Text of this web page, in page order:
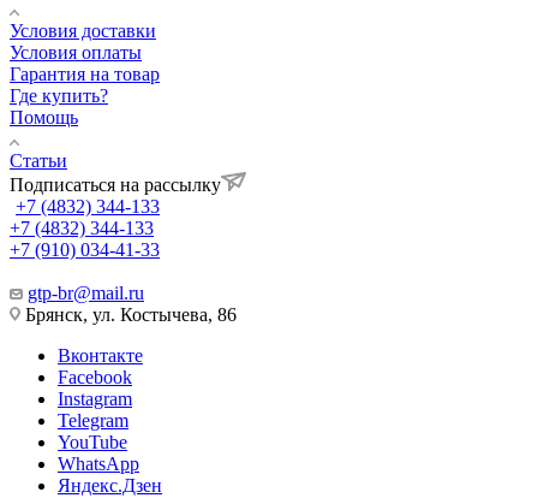
Условия доставки
Условия оплаты
Гарантия на товар
Где купить?
Помощь
Статьи
Подписаться на рассылку
+7 (4832) 344-133
+7 (4832) 344-133
+7 (910) 034-41-33
gtp-br@mail.ru
Брянск, ул. Костычева, 86
Вконтакте
Facebook
Instagram
Telegram
YouTube
WhatsApp
Яндекс.Дзен